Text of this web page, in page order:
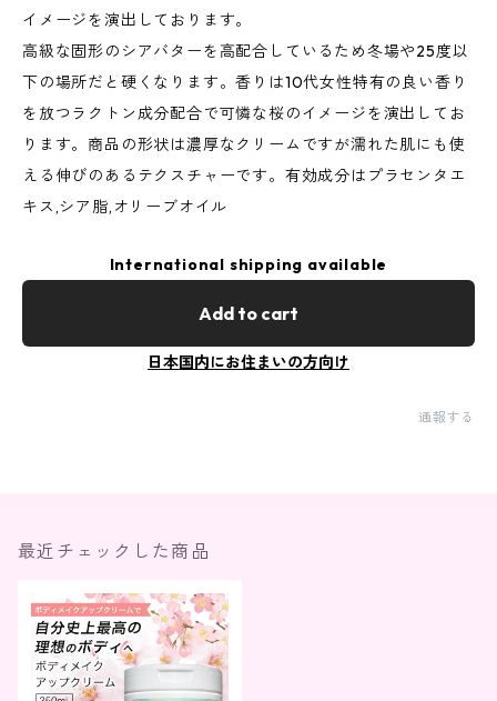
イメージを演出しております。
高級な固形のシアバターを高配合しているため冬場や25度以
下の場所だと硬くなります。香りは10代女性特有の良い香り
を放つラクトン成分配合で可憐な桜のイメージを演出してお
ります。商品の形状は濃厚なクリームですが濡れた肌にも使
える伸びのあるテクスチャーです。有効成分はプラセンタエ
キス,シア脂,オリーブオイル
International shipping available
Add to cart
日本国内にお住まいの方向け
通報する
最近チェックした商品